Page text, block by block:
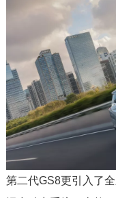
第二代GS8更引入了